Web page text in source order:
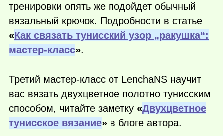
тренировки опять же подойдет обычный
вязальный крючок. Подробности в статье
«Как связать тунисский узор „ракушка“:
мастер-класс».
Третий мастер-класс от LenchaNS научит
вас вязать двухцветное полотно тунисским
способом, читайте заметку «Двухцветное
тунисское вязание» в блоге автора.